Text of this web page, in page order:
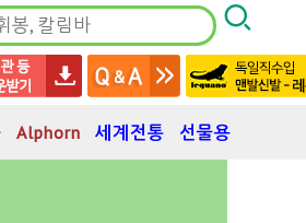
Alphorn 세계전통 선물용